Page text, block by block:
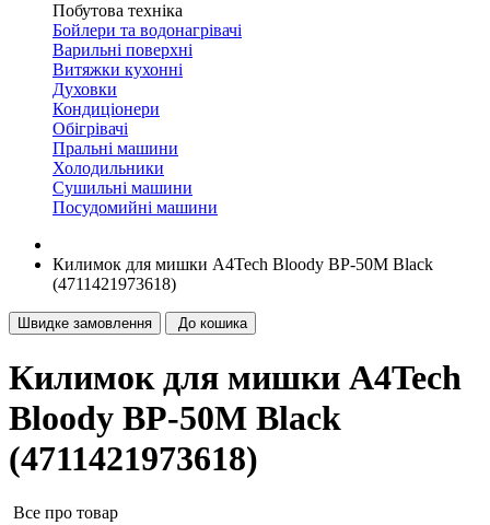
Побутова техніка
Бойлери та водонагрівачі
Варильні поверхні
Витяжки кухонні
Духовки
Кондиціонери
Обігрівачі
Пральні машини
Холодильники
Сушильні машини
Посудомийні машини
Килимок для мишки A4Tech Bloody BP-50M Black
(4711421973618)
Швидке замовлення До кошика
Килимок для мишки A4Tech
Bloody BP-50M Black
(4711421973618)
Все про товар